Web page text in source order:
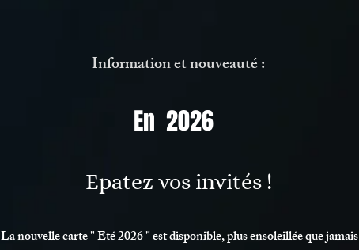
Information et nouveauté :
En 2026
Epatez vos invités !
La nouvelle carte " Eté 2026 " est disponible, plus ensoleillée que